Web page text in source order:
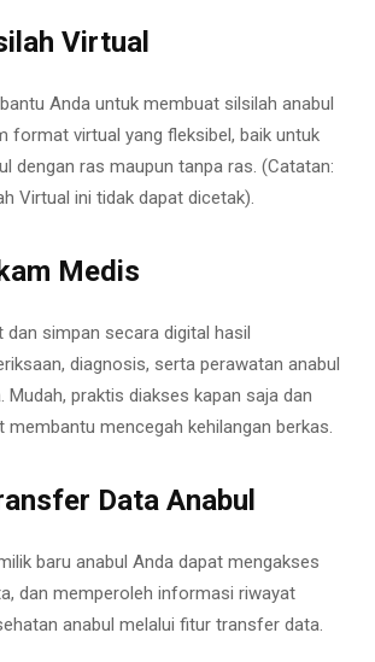
Virtual
Anda untuk membuat silsilah anabul
format virtual yang fleksibel, baik untuk
dengan ras maupun tanpa ras. (Catatan:
Virtual ini tidak dapat dicetak).
Medis
dan simpan secara digital hasil
diagnosis, serta perawatan anabul
Mudah, praktis diakses kapan saja dan
membantu mencegah kehilangan berkas.
Data Anabul
baru anabul Anda dapat mengakses
dan memperoleh informasi riwayat
anabul melalui fitur transfer data.